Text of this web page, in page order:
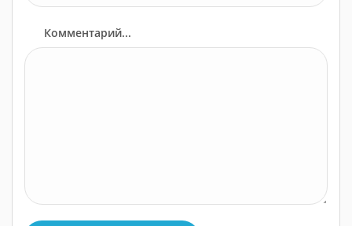
Комментарий...